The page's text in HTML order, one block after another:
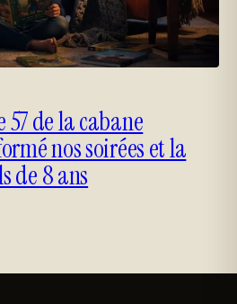
de la cabane
nos soirées et la
de 8 ans